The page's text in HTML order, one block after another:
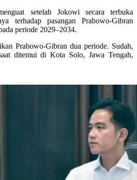
setelah Jokowi secara terbuka
terhadap pasangan Prabowo-Gibran
periode 2029–2034.
Prabowo-Gibran dua periode. Sudah,
ditemui di Kota Solo, Jawa Tengah,